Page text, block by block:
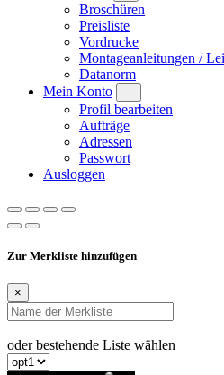
Broschüren
Preisliste
Vordrucke
Montageanleitungen /
Datanorm
Mein Konto
Profil bearbeiten
Aufträge
Adressen
Passwort
Ausloggen
Zur Merkliste hinzufügen
×
oder bestehende Liste wählen